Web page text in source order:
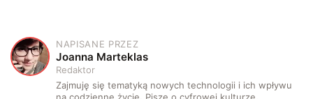
J
NAPISANE PRZEZ
Joanna Marteklas
Redaktor
Zajmuję się tematyką nowych technologii i ich wpływu
na codzienne życie. Piszę o cyfrowej kulturze,